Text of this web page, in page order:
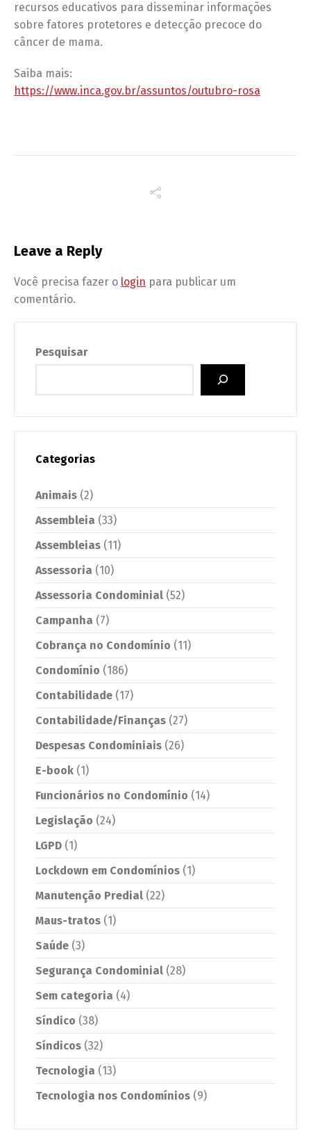
recursos educativos para disseminar informações
sobre fatores protetores e detecção precoce do
câncer de mama.
Saiba mais:
https://www.inca.gov.br/assuntos/outubro-rosa
Leave a Reply
Você precisa fazer o login para publicar um
comentário.
Pesquisar
Categorias
Animais (2)
Assembleia (33)
Assembleias (11)
Assessoria (10)
Assessoria Condominial (52)
Campanha (7)
Cobrança no Condomínio (11)
Condomínio (186)
Contabilidade (17)
Contabilidade/Finanças (27)
Despesas Condominiais (26)
E-book (1)
Funcionários no Condomínio (14)
Legislação (24)
LGPD (1)
Lockdown em Condomínios (1)
Manutenção Predial (22)
Maus-tratos (1)
Saúde (3)
Segurança Condominial (28)
Sem categoria (4)
Síndico (38)
Síndicos (32)
Tecnologia (13)
Tecnologia nos Condomínios (9)